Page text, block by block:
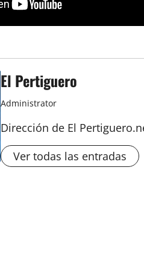
El Pertiguero
Administrator
Dirección de El
Ver todas las entradas